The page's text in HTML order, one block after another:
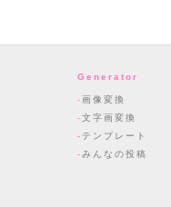
Generator
画像変換
文字画変換
テンプレート
みんなの投稿